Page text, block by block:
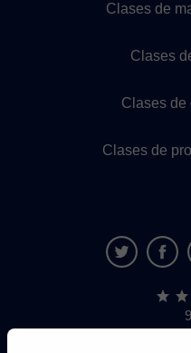
Clases de
Clases
Clases de
Clases de